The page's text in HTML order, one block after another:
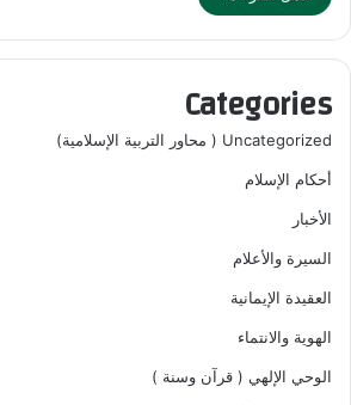
Categories
Uncategorized ( محاور التربية الإسلامية)
أحكام الإسلام
الأخبار
السيرة والأعلام
العقيدة الإيمانية
الهوية والانتماء
الوحي الإلهي ( قرآن وسنة )